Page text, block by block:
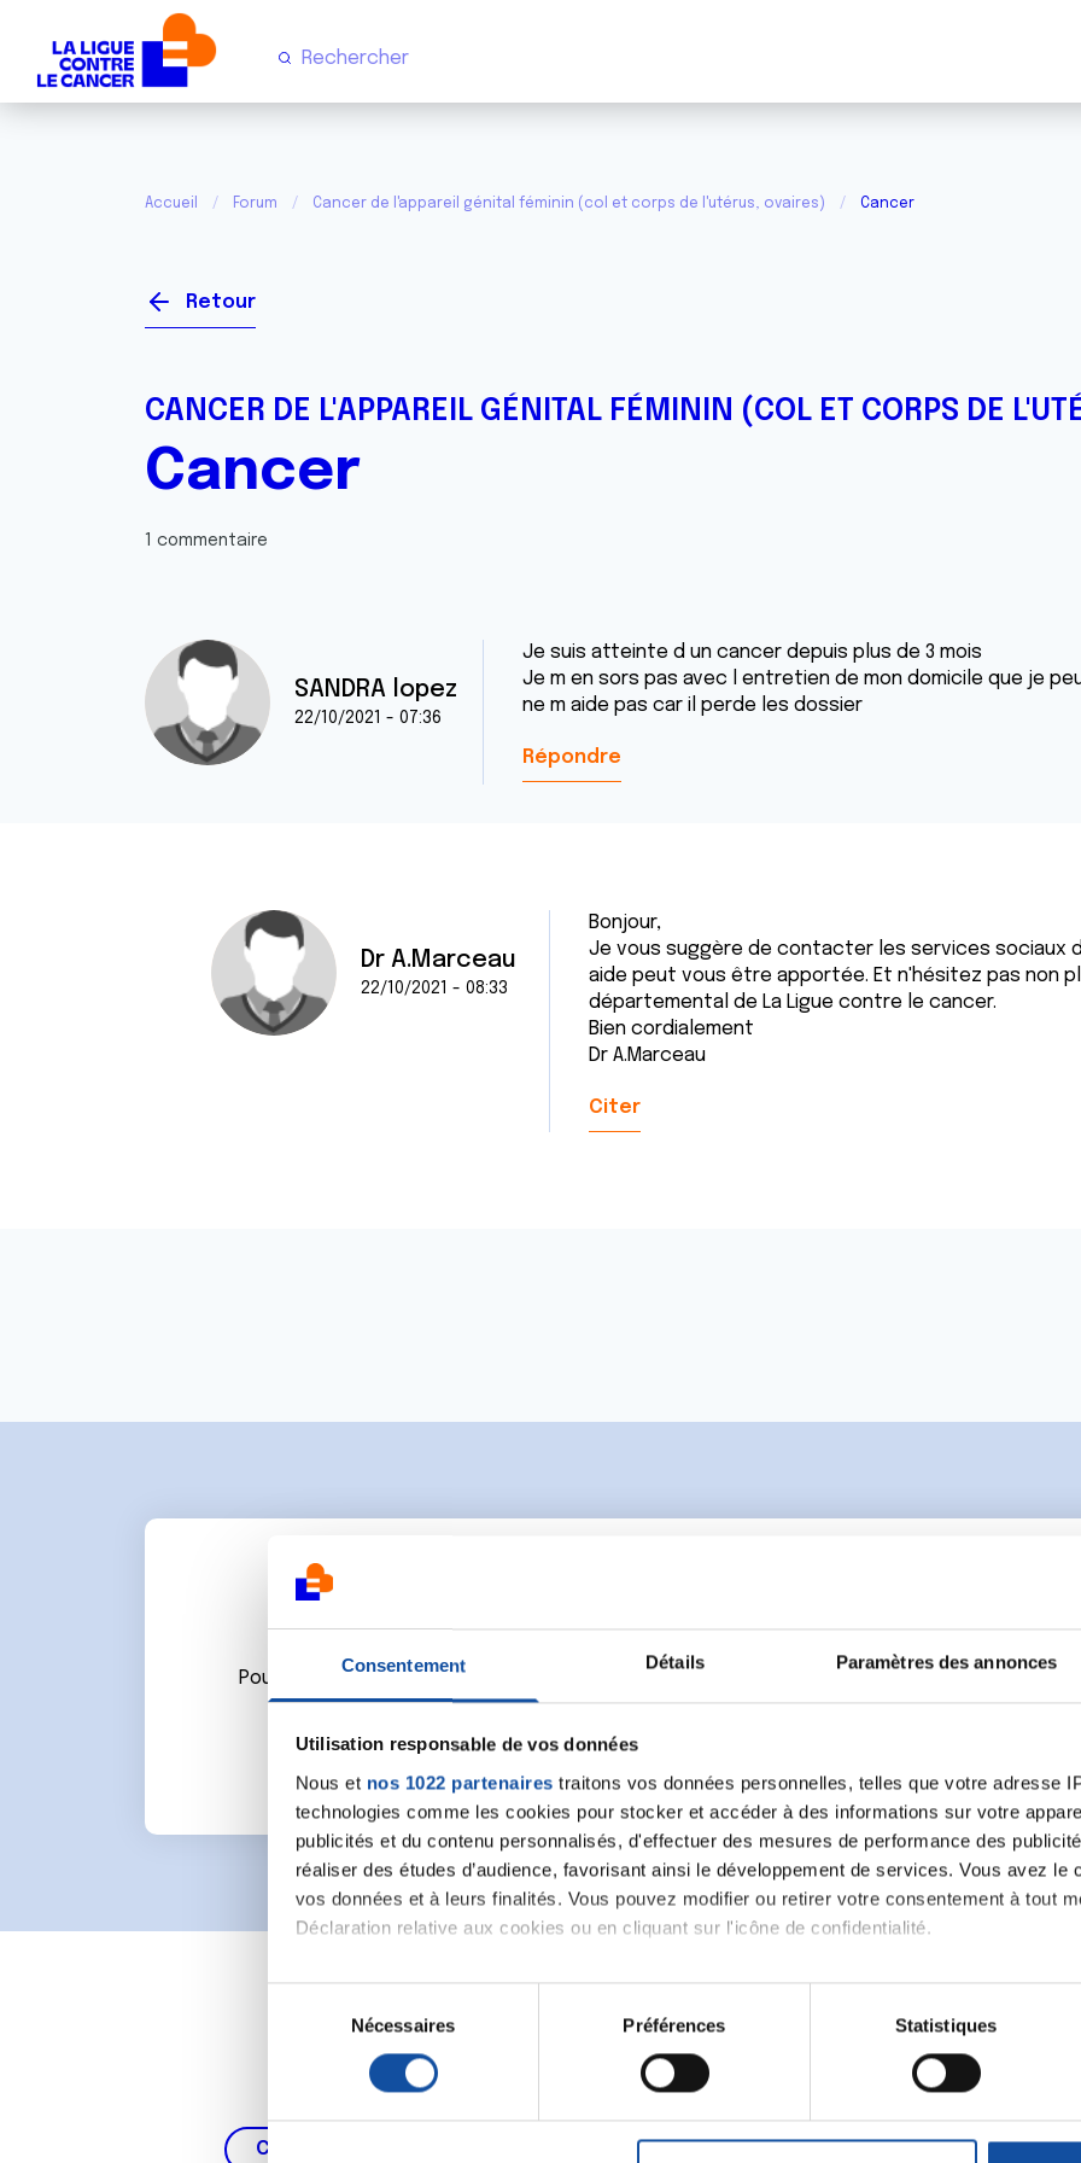
Consentement Détails Paramètres des annonces
Utilisation responsable de vos données
Nous et nos 1022 partenaires traitons vos données personnelles, telles que votre adresse
technologies comme les cookies pour stocker et accéder à des informations sur votre
publicités et du contenu personnalisés, d'effectuer des mesures de performance des
réaliser des études d’audience, favorisant ainsi le développement de services. Vous avez le
vos données et à leurs finalités. Vous pouvez modifier ou retirer votre consentement à tout
Déclaration relative aux cookies ou en cliquant sur l'icône de confidentialité.
Si vous le permettez, nous aimerions également :
Collecter des informations sur votre localisation géographique qui peuvent être
digitales).
. Vous pouvez modifier ou retirer votre consentement à tout moment à partir de la
t
Nécessaires Préférences Statistiques
Accueil Forum Cancer de l'appareil génital féminin (col et corps de l'utérus, ovaires) Cancer
Retour
CANCER DE L'APPAREIL GÉNITAL FÉMININ (COL ET CORPS DE
Cancer
1 commentaire
SANDRA lopez
22/10/2021 - 07:36
Je suis atteinte d un cancer depuis plus de 3 mois
Je m en sors pas avec l entretien de mon domicile que je
ne m aide pas car il perde les dossier
Répondre
Dr A.Marceau
22/10/2021 - 08:33
Bonjour,
Je vous suggère de contacter les services sociaux
aide peut vous être apportée. Et n'hésitez pas non
départemental de La Ligue contre le cancer.
Bien cordialement
Dr A.Marceau
Citer
Pour écrire un commentaire ou lancer une nouvelle discussion vous aurez besoin de vous
Se connecter
Thématiques
Cancer du poumon, de la thyroïde et des voies respiratoires Cancer du sein